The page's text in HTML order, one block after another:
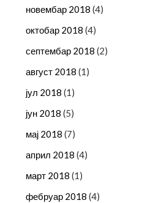
новембар 2018 (4)
октобар 2018 (4)
септембар 2018 (2)
август 2018 (1)
јул 2018 (1)
јун 2018 (5)
мај 2018 (7)
април 2018 (4)
март 2018 (1)
фебруар 2018 (4)